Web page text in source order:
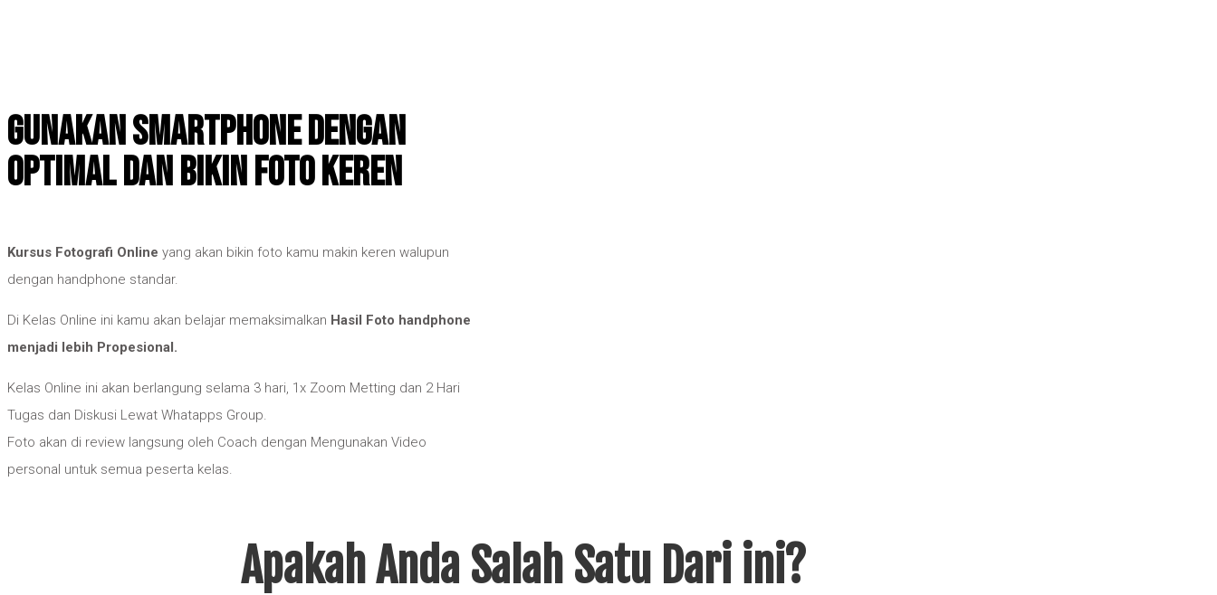
Gunakan Smartphone dengan
Optimal dan bikin Foto keren
Kursus Fotografi Online yang akan bikin foto kamu makin keren walupun
dengan handphone standar.
Di Kelas Online ini kamu akan belajar memaksimalkan Hasil Foto handphone
menjadi lebih Propesional.
Kelas Online ini akan berlangung selama 3 hari, 1x Zoom Metting dan 2 Hari
Tugas dan Diskusi Lewat Whatapps Group.
Foto akan di review langsung oleh Coach dengan Mengunakan Video
personal untuk semua peserta kelas.
Apakah Anda Salah Satu Dari ini?